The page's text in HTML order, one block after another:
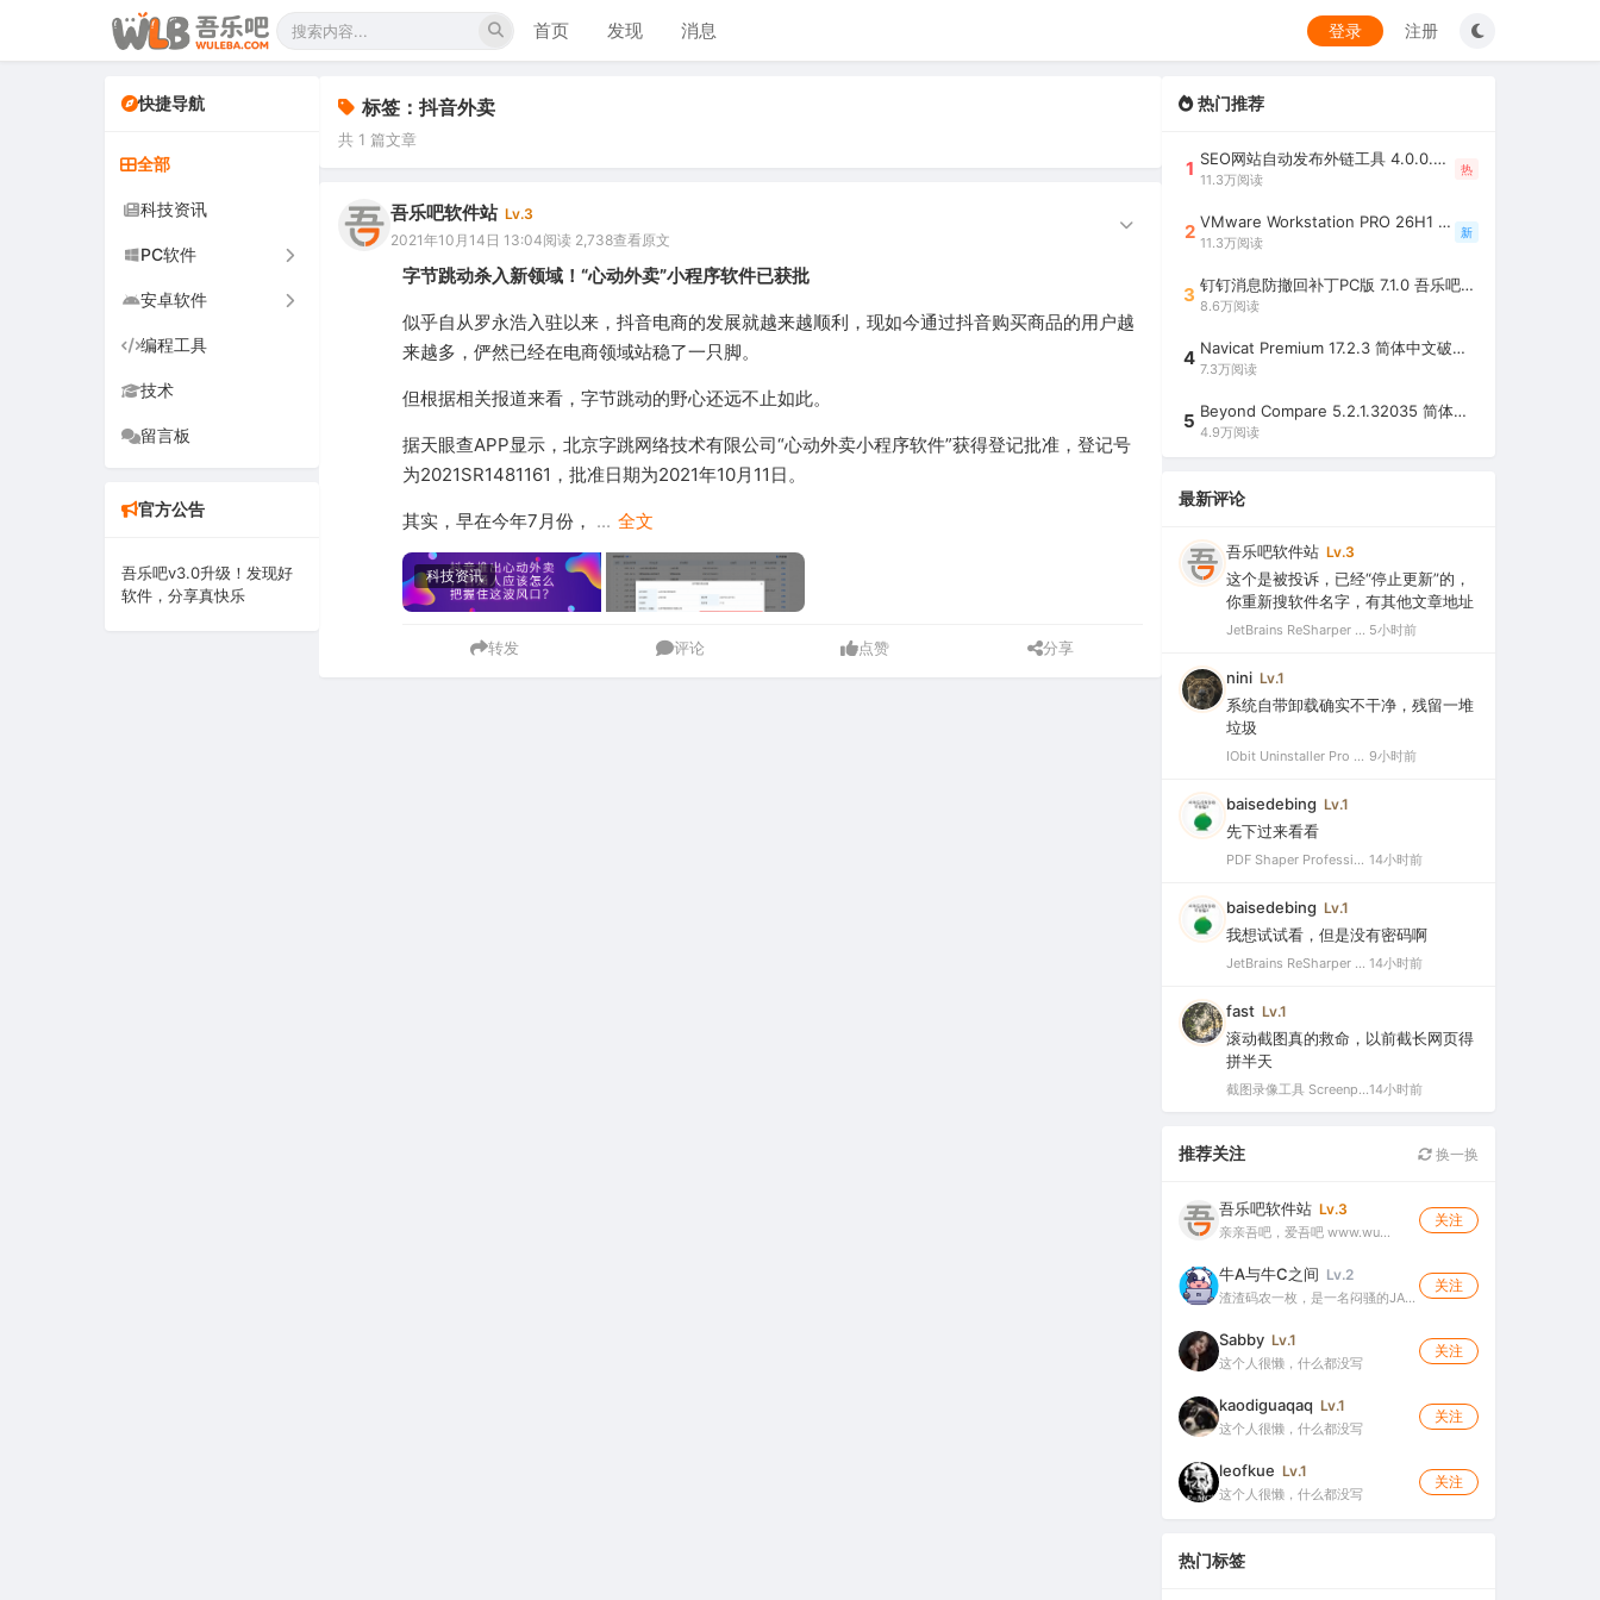
首页 发现 消息 登录 注册
快捷导航
全部
科技资讯
PC软件
办公软件
网络软件
音频视频
系统下载
安卓软件
手机软件
车机软件
编程工具
技术
留言板
官方公告
吾乐吧v3.0升级！发现好
软件，分享真快乐
标签：抖音外卖
共 1 篇文章
吾乐吧软件站 Lv.3
2021年10月14日 13:04阅读 2,738查看原文
字节跳动杀入新领域！“心动外卖”小程序软件已获批
似乎自从罗永浩入驻以来，抖音电商的发展就越来越顺利，现如今通过抖音购买商品的用户越
来越多，俨然已经在电商领域站稳了一只脚。
但根据相关报道来看，字节跳动的野心还远不止如此。
据天眼查APP显示，北京字跳网络技术有限公司“心动外卖小程序软件”获得登记批准，登记号
为2021SR1481161，批准日期为2021年10月11日。
其实，早在今年7月份， ... 全文
科技资讯
转发 评论 点赞 分享
热门推荐
1 SEO网站自动发布外链工具 4.0.0.0 吾乐吧优化版（智能代理狂刷外链）
11.3万阅读
热
2 VMware Workstation PRO 26H1 中文精简安装注册版 / 完整版（最好用的虚拟机软件）
11.3万阅读
新
3 钉钉消息防撤回补丁PC版 7.1.0 吾乐吧优化版（支持消息防撤回+钉钉多开+支持消息永不已读+去除钉钉水印）
8.6万阅读
4 Navicat Premium 17.2.3 简体中文破解版（多重数据库管理工具）
7.3万阅读
5 Beyond Compare 5.2.1.32035 简体中文注册版（超强文件/夹比较工具）
4.9万阅读
最新评论
吾乐吧软件站 Lv.3
这个是被投诉，已经“停止更新”的，
你重新搜软件名字，有其他文章地址
JetBrains ReSharper 2021.2.1 Ultimate 官方最新破解版+注册机（VS最好用的插件，停止更新） 5小时前
nini Lv.1
系统自带卸载确实不干净，残留一堆
垃圾
IObit Uninstaller Pro 15.5.0.11 绿色特别版（强大的软件卸载工具） 9小时前
baisedebing Lv.1
先下过来看看
PDF Shaper Professional 15.6 中文破解版（强大实用的全能PDF工具箱） 14小时前
baisedebing Lv.1
我想试试看，但是没有密码啊
JetBrains ReSharper 2021.2.1 Ultimate 官方最新破解版+注册机（VS最好用的插件，停止更新） 14小时前
fast Lv.1
滚动截图真的救命，以前截长网页得
拼半天
截图录像工具 Screenpresso Pro v2.2.12 多语便携版（截图录屏二合一的轻量工具）14小时前
推荐关注 换一换
吾乐吧软件站 Lv.3
亲亲吾吧，爱吾吧 www.wu…
关注
牛A与牛C之间 Lv.2
渣渣码农一枚，是一名闷骚的JA…
关注
Sabby Lv.1
这个人很懒，什么都没写
关注
kaodiguaqaq Lv.1
这个人很懒，什么都没写
关注
leofkue Lv.1
这个人很懒，什么都没写
关注
热门标签